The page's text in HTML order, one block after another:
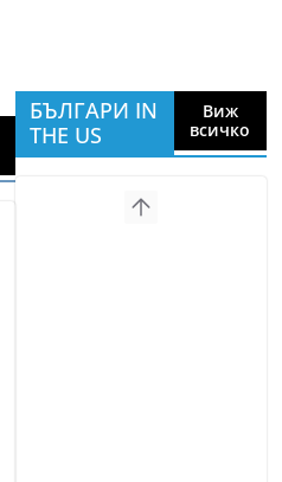
БЪЛГАРИ IN
THE US
Виж
всичко